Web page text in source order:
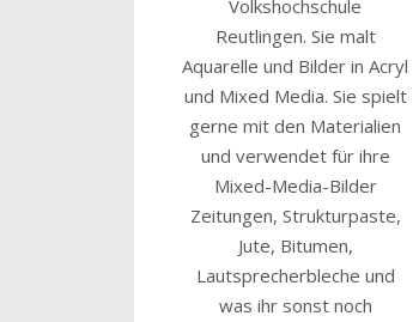
Volkshochschule
Reutlingen. Sie malt
Aquarelle und Bilder in Acryl
und Mixed Media. Sie spielt
gerne mit den Materialien
und verwendet für ihre
Mixed-Media-Bilder
Zeitungen, Strukturpaste,
Jute, Bitumen,
Lautsprecherbleche und
was ihr sonst noch